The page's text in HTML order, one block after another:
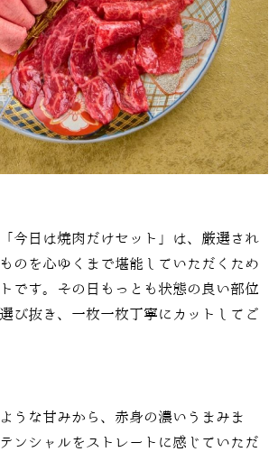
今日は焼肉だけセット」は、厳選され
のを心ゆくまで堪能していただくため
です。その日もっとも状態の良い部位
び抜き、一枚一枚丁寧にカットしてご
うな甘みから、赤身の濃いうまみま
ンシャルをストレートに感じていただ